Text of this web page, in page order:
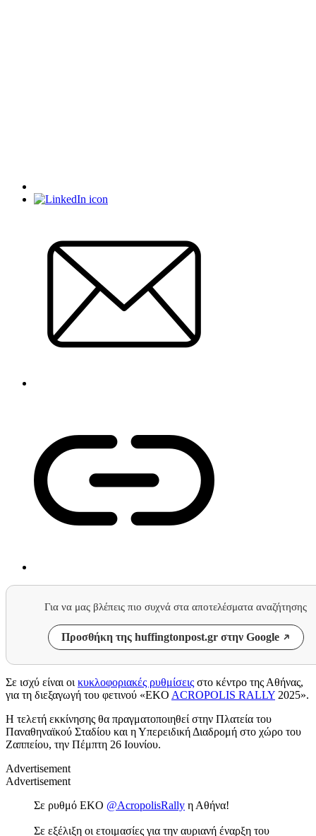
Για να μας βλέπεις πιο συχνά στα αποτελέσματα αναζήτησης
Προσθήκη της huffingtonpost.gr στην Google
Σε ισχύ είναι οι κυκλοφοριακές ρυθμίσεις στο κέντρο της Αθήνας,
για τη διεξαγωγή του φετινού «EKO ACROPOLIS RALLY 2025».
Η τελετή εκκίνησης θα πραγματοποιηθεί στην Πλατεία του
Παναθηναϊκού Σταδίου και η Υπερειδική Διαδρομή στο χώρο του
Ζαππείου, την Πέμπτη 26 Ιουνίου.
Advertisement
Advertisement
Σε ρυθμό EKO @AcropolisRally η Αθήνα!
Σε εξέλιξη οι ετοιμασίες για την αυριανή έναρξη του